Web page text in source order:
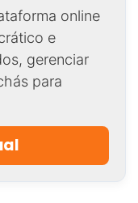
online
e
gerenciar
para